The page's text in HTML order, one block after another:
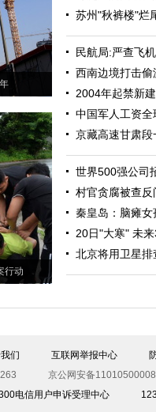
行动
苏州"秋裤楼"烂
民航局:严查飞
西南边境打击
2004年起禁新
中国军人工资
京藏高速甘肃
世界500强公司
村官贪腐被查
秦皇岛：脑瘫
20日"大寒" 未
北京将用卫星
们 互联网举报中心
京公网安备
电信用户申诉受理中心